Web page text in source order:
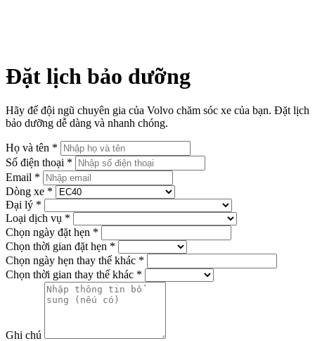
Đặt lịch bảo dưỡng
Hãy để đội ngũ chuyên gia của Volvo chăm sóc xe của bạn. Đặt lịch
bảo dưỡng dễ dàng và nhanh chóng.
Họ và tên *
Số điện thoại *
Email *
Dòng xe *
Đại lý *
Loại dịch vụ *
Chọn ngày đặt hẹn *
Chọn thời gian đặt hẹn *
Chọn ngày hẹn thay thế khác *
Chọn thời gian thay thế khác *
Ghi chú